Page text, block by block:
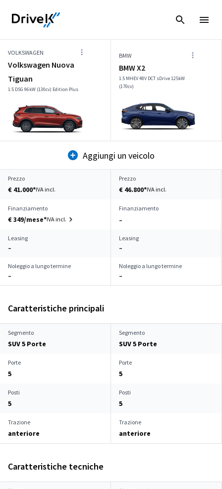
VOLKSWAGEN
Volkswagen Nuova
Tiguan
1.5 DSG 96kW (130cv) Edition Plus
BMW
BMW X2
1.5 MHEV 48V DCT sDrive 125kW
(170cv)
Aggiungi un veicolo
Prezzo
€ 41.000*IVA incl.
Prezzo
€ 46.800*IVA incl.
Finanziamento
€ 349/mese*IVA incl.
Finanziamento
–
Leasing
–
Leasing
–
Noleggio a lungo termine
–
Noleggio a lungo termine
–
Caratteristiche principali
Segmento
SUV 5 Porte
Segmento
SUV 5 Porte
Porte
5
Porte
5
Posti
5
Posti
5
Trazione
anteriore
Trazione
anteriore
Caratteristiche tecniche